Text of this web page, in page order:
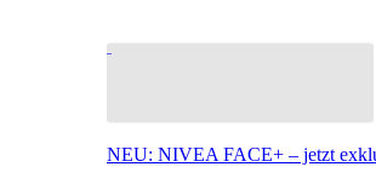
NEU: NIVEA FACE+ – jetzt